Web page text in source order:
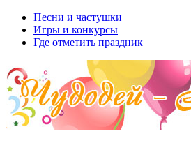
Песни и частушки
Игры и конкурсы
Где отметить праздник